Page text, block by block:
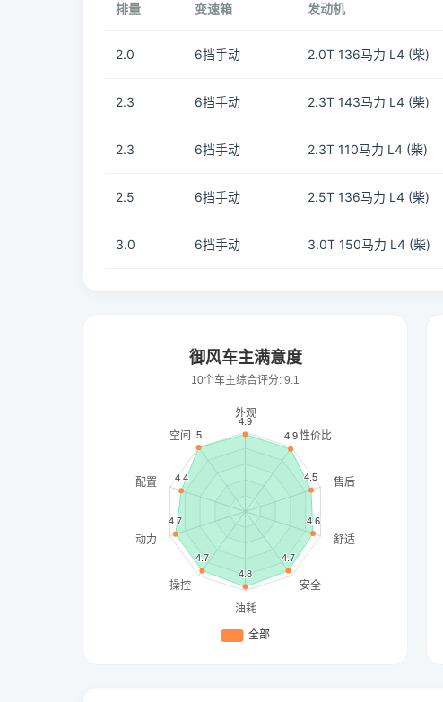
排量 变速箱 发动机
2.0 6挡手动 2.0T 136马力 L4 (柴)
2.3 6挡手动 2.3T 143马力 L4 (柴)
2.3 6挡手动 2.3T 110马力 L4 (柴)
2.5 6挡手动 2.5T 136马力 L4 (柴)
3.0 6挡手动 3.0T 150马力 L4 (柴)